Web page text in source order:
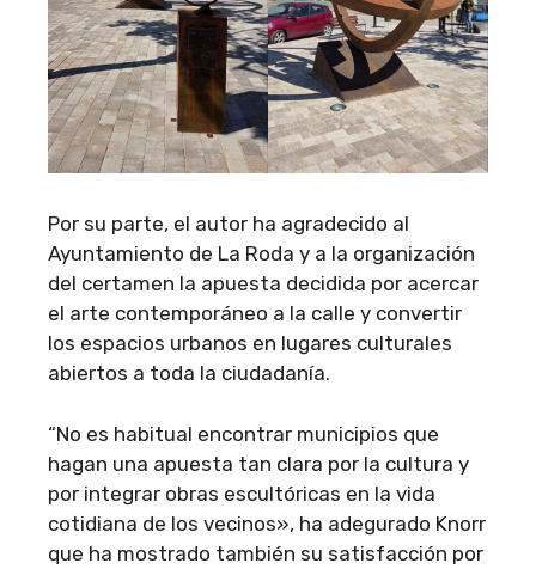
Por su parte, el autor ha agradecido al
Ayuntamiento de La Roda y a la organización
del certamen la apuesta decidida por acercar
el arte contemporáneo a la calle y convertir
los espacios urbanos en lugares culturales
abiertos a toda la ciudadanía.
“No es habitual encontrar municipios que
hagan una apuesta tan clara por la cultura y
por integrar obras escultóricas en la vida
cotidiana de los vecinos», ha adegurado Knorr
que ha mostrado también su satisfacción por